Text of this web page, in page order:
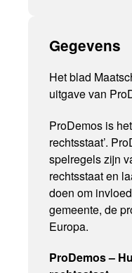
Gegevens
Het blad
uitgave van
ProDemos is
rechtsstaat’.
spelregels zijn
rechtsstaat en
doen om
gemeente, de
Europa.
ProDemos –